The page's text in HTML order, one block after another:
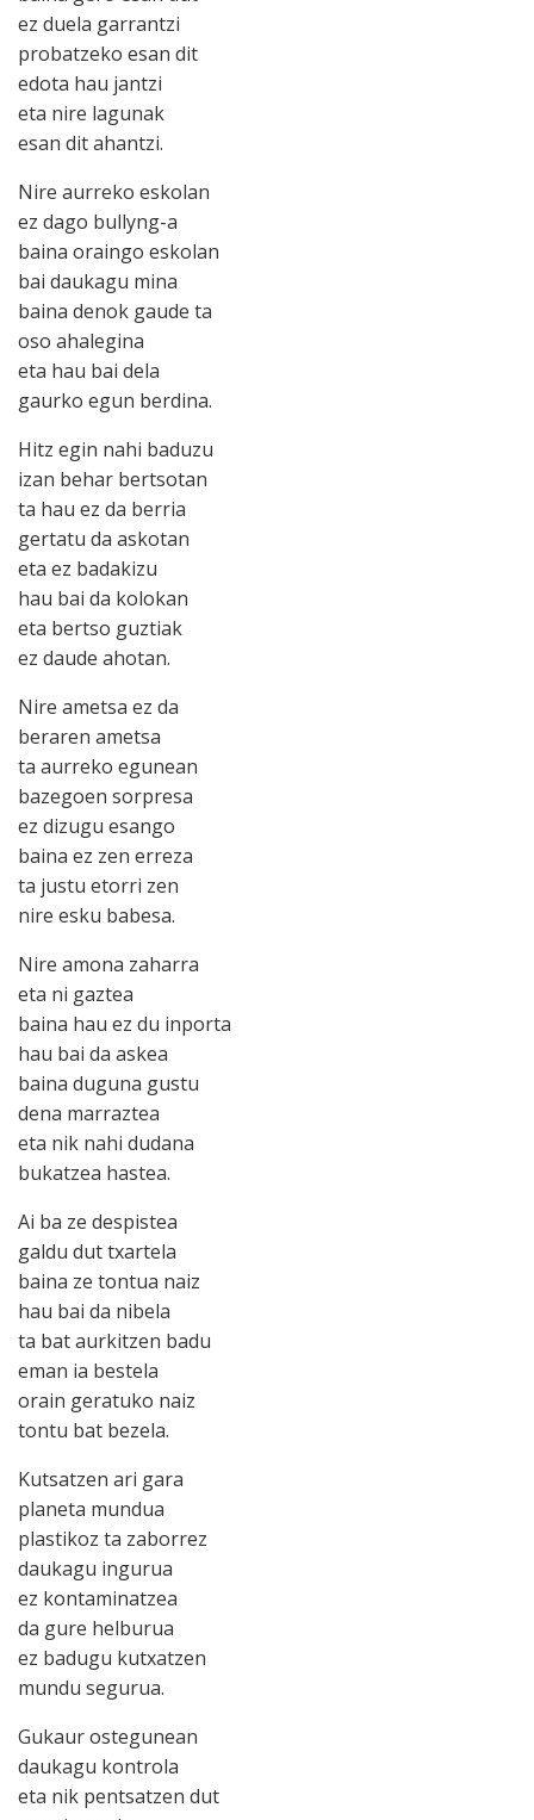
ez duela garrantzi
probatzeko esan dit
edota hau jantzi
eta nire lagunak
esan dit ahantzi.
Nire aurreko eskolan
ez dago bullyng-a
baina oraingo eskolan
bai daukagu mina
baina denok gaude ta
oso ahalegina
eta hau bai dela
gaurko egun berdina.
Hitz egin nahi baduzu
izan behar bertsotan
ta hau ez da berria
gertatu da askotan
eta ez badakizu
hau bai da kolokan
eta bertso guztiak
ez daude ahotan.
Nire ametsa ez da
beraren ametsa
ta aurreko egunean
bazegoen sorpresa
ez dizugu esango
baina ez zen erreza
ta justu etorri zen
nire esku babesa.
Nire amona zaharra
eta ni gaztea
baina hau ez du inporta
hau bai da askea
baina duguna gustu
dena marraztea
eta nik nahi dudana
bukatzea hastea.
Ai ba ze despistea
galdu dut txartela
baina ze tontua naiz
hau bai da nibela
ta bat aurkitzen badu
eman ia bestela
orain geratuko naiz
tontu bat bezela.
Kutsatzen ari gara
planeta mundua
plastikoz ta zaborrez
daukagu ingurua
ez kontaminatzea
da gure helburua
ez badugu kutxatzen
mundu segurua.
Gukaur ostegunean
daukagu kontrola
eta nik pentsatzen dut